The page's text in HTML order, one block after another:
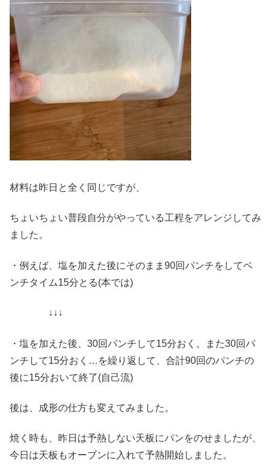
材料は昨日と全く同じですが、
ちょいちょい普段自分がやっている工程をアレンジしてみ
ました。
・例えば、塩を加えた後にそのまま90回パンチをしてベ
ンチタイム15分とる(本では)
↓↓↓
・塩を加えた後、30回パンチして15分おく。また30回パ
ンチして15分おく…を繰り返して、合計90回のパンチの
後に15分おいて終了(自己流)
後は、成形の仕方も変えてみました。
焼く時も、昨日は予熱しない天板にパンをのせましたが、
今日は天板もオーブンに入れて予熱開始しました。